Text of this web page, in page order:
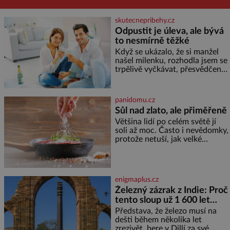
skutecnepribehy.cz
Odpustit je úleva, ale bývá
to nesmírně těžké
Když se ukázalo, že si manžel
našel milenku, rozhodla jsem se
trpělivě vyčkávat, přesvědčena,
nejtěžších věcí na světě. Ale
každý, kdo s tím má nějaké
zkušenosti, se zapřísahá, že
pokud odpustíte, znatelně se
vám uleví. Když se ke mně
doneslo, že si manžel pořídil
panidomu.cz
Sůl nad zlato, ale přiměřeně
Většina lidí po celém světě jí
soli až moc. Často i nevědomky,
protože netuší, jak velké
ani ne třetinovém množství, než
je pro většinu populace běžné.
Její základní složky– sodík a
chlór – jsou zásadní pro
správné hospodaření
enigmaplus.cz
Železný zázrak z Indie: Proč
tento sloup už 1 600 let
nezná rez?
Představa, že železo musí na
dešti během několika let
zrezivět, bere v Dillí za své.